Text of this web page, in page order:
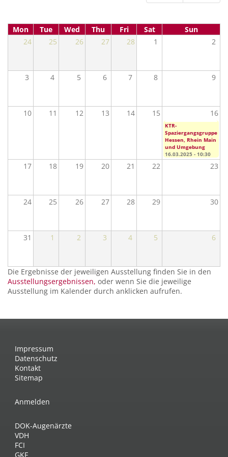
Mon Tue Wed Thu Fri Sat
Sun
24
25 26 27 28 1 2
3 4 5 6 7 8 9
10 11 12 13 14 15 16
KTR-
Spaziergangsgruppe
Hessen, Rhein Main
und Umgebung​
16.03.2025 - 10:30
17 18 19 20 21 22 23
24 25 26 27 28 29 30
31 1 2 3 4 5 6
Die Ergebnisse der jeweiligen Ausstellung finden Sie in den
Ausstellungsergebnissen, oder wenn Sie die jeweilige
Ausstellung im Kalender durch anklicken aufrufen.
Impressum
Datenschutz
Kontakt
Sitemap
Anmelden
DOK-Augenärzte
VDH
FCI
GKF